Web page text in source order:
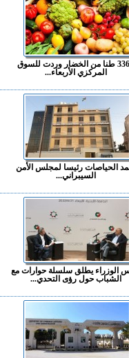
3363 طنا من الخضار وردت للسوق
المركزي الأربعاء...
الحياصات رئيسا لمجلس الأمن
السيبراني...
الوزراء يطلق سلسلة حوارات مع
الشباب حول رؤى التحدي...